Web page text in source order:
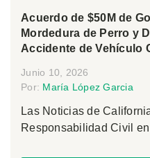
Acuerdo de $50M de
Mordedura de Perro y
Accidente de Vehículo
Junio 10, 2026
Por: María López Garcia
Las Noticias de
Responsabilidad Civil